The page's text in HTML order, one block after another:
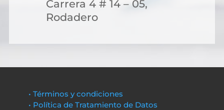
Carrera 4 # 14 – 05,
Rodadero
• Términos y condiciones
• Política de Tratamiento de Datos